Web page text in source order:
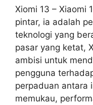
Xiomi 13 – Xiaomi
pintar, ia adalah
teknologi yang
pasar yang ketat,
ambisi untuk
pengguna
perpaduan antara
memukau,